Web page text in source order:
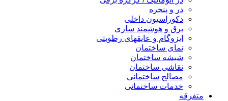
در و پنجره
دکوراسیون داخلی
برق و هوشمند سازی
ایزوگام و عایقهای رطوبتی
نمای ساختمان
شیشه ساختمان
نقاشی ساختمان
مصالح ساختمانی
خدمات ساختمانی
متفرقه